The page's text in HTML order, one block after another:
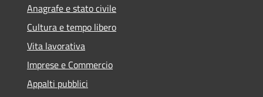
Anagrafe e stato civile
Cultura e tempo libero
Vita lavorativa
Imprese e Commercio
Appalti pubblici